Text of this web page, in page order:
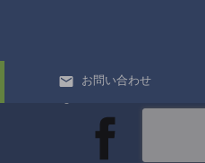
お問い合わせ